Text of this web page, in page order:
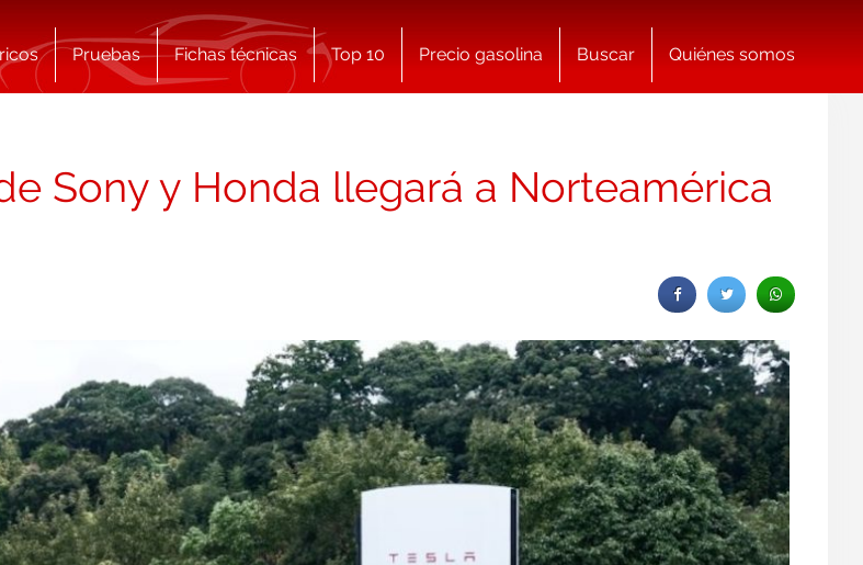
Pruebas Fichas técnicas Top 10 Precio gasolina Buscar Quiénes somos
Sony y Honda llegará a Norteamérica